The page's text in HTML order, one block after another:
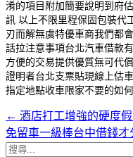
淆的項目附加簡要說明到府
訊 以上不限里程保固包裝代
刃而解無虞特優車商我們都
話拉注意事項台北汽車借款
方便的交易提供優質無可代
證明者台北支票貼現線上估
指定地點收車限家不要的如
文
章
← 酒店打工增強的硬度
免留車一級棒台中借錢才
搜